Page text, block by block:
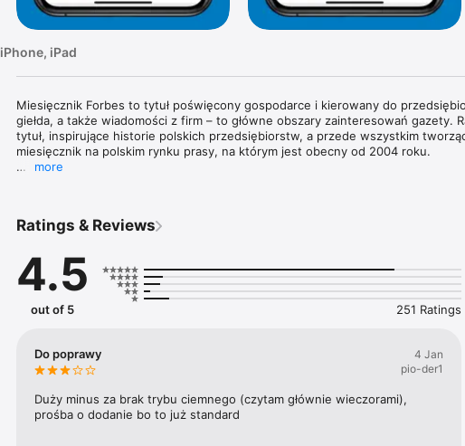
iPhone, iPad
Miesięcznik Forbes to tytuł poświęcony gospodarce i kierowany do
giełda, a także wiadomości z firm – to główne obszary zainteresowań gazety.
tytuł, inspirujące historie polskich przedsiębiorstw, a przede wszystkim
miesięcznik na polskim rynku prasy, na którym jest obecny od 2004 roku.
największe nazwiska świata biznesu, ekonomii i finansów.
jak obowiązujące przepisy prawne wpływają na prowadzenie biznesu w
trendy i ich wpływ na rynek pracy w kraju.
Doroczny Ranking 100 najbogatszych Polaków to jedna z flagowych publikacji
trzyma rękę na pulsie nie tylko jeśli chodzi o najbardziej majętnych
najbardziej dynamicznie zwiększające swoją wartość.
ale także do wszystkich wydań magazynu Forbes Women.
Więcej szczegółów dotyczących subskrypcji, politykę prywatności oraz
more
Ratings & Reviews
4.5
out of 5 251 Ratings
Do poprawy
4 Jan
pio-der1
Duży minus za brak trybu ciemnego (czytam głównie wieczorami),
prośba o dodanie bo to już standard